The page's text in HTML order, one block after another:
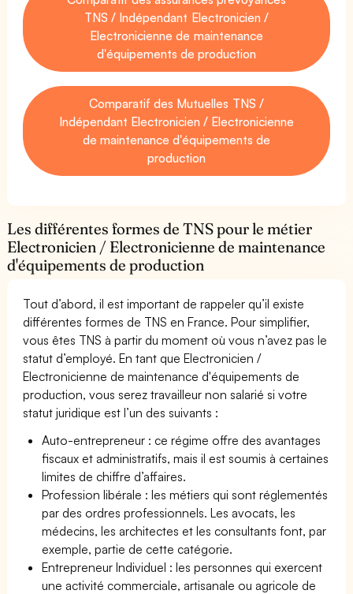
TNS / Indépendant Electronicien /
Electronicienne de maintenance
d'équipements de production
Comparatif des Mutuelles TNS /
Indépendant Electronicien / Electronicienne
de maintenance d'équipements de
production
Les différentes formes de TNS pour le métier
Electronicien / Electronicienne de maintenance
d'équipements de production
Tout d’abord, il est important de rappeler qu’il existe
différentes formes de TNS en France. Pour simplifier,
vous êtes TNS à partir du moment où vous n’avez pas le
statut d’employé. En tant que Electronicien /
Electronicienne de maintenance d'équipements de
production, vous serez travailleur non salarié si votre
statut juridique est l’un des suivants :
Auto-entrepreneur : ce régime offre des avantages
fiscaux et administratifs, mais il est soumis à certaines
limites de chiffre d’affaires.
Profession libérale : les métiers qui sont réglementés
par des ordres professionnels. Les avocats, les
médecins, les architectes et les consultants font, par
exemple, partie de cette catégorie.
Entrepreneur Individuel : les personnes qui exercent
une activité commerciale, artisanale ou agricole de